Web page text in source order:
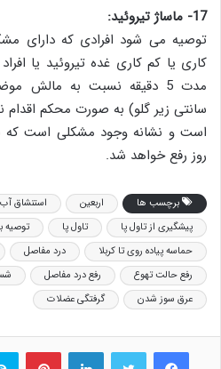
17- ماساژ تیروئید:
توصیه می شود افرادی که دارای
کاری یا کم کاری غده تیروئید یا
سانتی زیر گلو) به صورت محکم اقدام
است و نشانه وجود مشکلی است
روز رفع خواهد شد.
برچسب ها اربعین استنشاق
پیشگیری از تاول پا
تاول پا
توصیه
حماسه پیاده روی تا کربلا
درد مفاصل
رفع حالت تهوع
رفع درد مفاصل
عرق سوز شدن
گرفتگی عضلات
فیس بوک لینکدین ‫پین‌ترست